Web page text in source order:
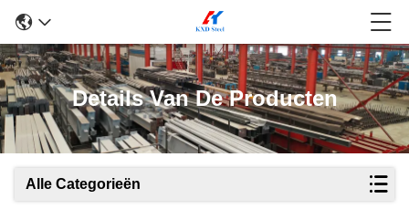
Details Van De Producten
Alle Categorieën